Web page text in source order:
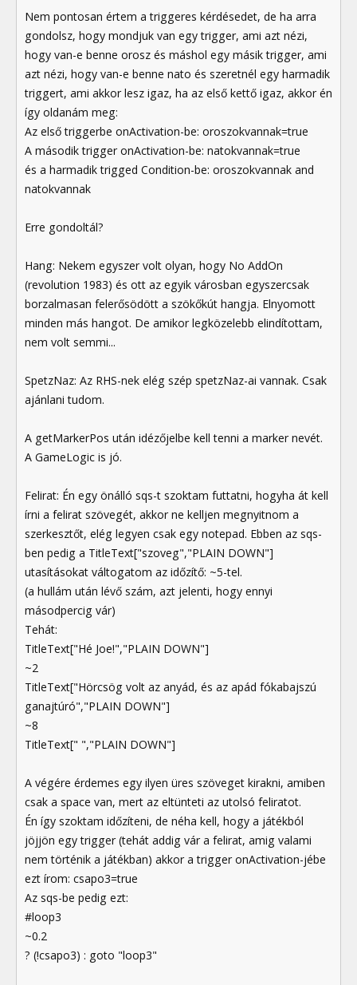
Nem pontosan értem a triggeres kérdésedet, de ha arra
gondolsz, hogy mondjuk van egy trigger, ami azt nézi,
hogy van-e benne orosz és máshol egy másik trigger, ami
azt nézi, hogy van-e benne nato és szeretnél egy harmadik
triggert, ami akkor lesz igaz, ha az első kettő igaz, akkor én
így oldanám meg:
Az első triggerbe onActivation-be: oroszokvannak=true
A második trigger onActivation-be: natokvannak=true
és a harmadik trigged Condition-be: oroszokvannak and
natokvannak
Erre gondoltál?
Hang: Nekem egyszer volt olyan, hogy No AddOn
(revolution 1983) és ott az egyik városban egyszercsak
borzalmasan felerősödött a szökőkút hangja. Elnyomott
minden más hangot. De amikor legközelebb elindítottam,
nem volt semmi...
SpetzNaz: Az RHS-nek elég szép spetzNaz-ai vannak. Csak
ajánlani tudom.
A getMarkerPos után idézőjelbe kell tenni a marker nevét.
A GameLogic is jó.
Felirat: Én egy önálló sqs-t szoktam futtatni, hogyha át kell
írni a felirat szövegét, akkor ne kelljen megnyitnom a
szerkesztőt, elég legyen csak egy notepad. Ebben az sqs-
ben pedig a TitleText["szoveg","PLAIN DOWN"]
utasításokat váltogatom az időzítő: ~5-tel.
(a hullám után lévő szám, azt jelenti, hogy ennyi
másodpercig vár)
Tehát:
TitleText["Hé Joe!","PLAIN DOWN"]
~2
TitleText["Hörcsög volt az anyád, és az apád fókabajszú
ganajtúró","PLAIN DOWN"]
~8
TitleText[" ","PLAIN DOWN"]
A végére érdemes egy ilyen üres szöveget kirakni, amiben
csak a space van, mert az eltünteti az utolsó feliratot.
Én így szoktam időzíteni, de néha kell, hogy a játékból
jöjjön egy trigger (tehát addig vár a felirat, amig valami
nem történik a játékban) akkor a trigger onActivation-jébe
ezt írom: csapo3=true
Az sqs-be pedig ezt:
#loop3
~0.2
? (!csapo3) : goto "loop3"